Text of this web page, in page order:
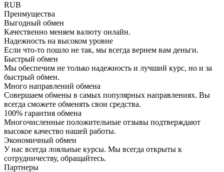
RUB
Преимущества
Выгодный обмен
Качественно меняем валюту онлайн.
Надежность на высоком уровне
Если что-то пошло не так, мы всегда вернем вам деньги.
Быстрый обмен
Мы обеспечим не только надежность и лучший курс, но и за
быстрый обмен.
Много направлений обмена
Совершаем обмены в самых популярных направлениях. Вы
всегда сможете обменять свои средства.
100% гарантия обмена
Многочисленные положительные отзывы подтверждают
высокое качество нашей работы.
Экономичный обмен
У нас всегда лояльные курсы. Мы всегда открыты к
сотрудничеству, обращайтесь.
Партнеры